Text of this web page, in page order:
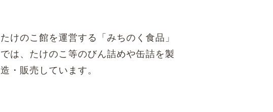
たけのこ館を運営する「みちのく食品」
では、たけのこ等のびん詰めや缶詰を製
造・販売しています。